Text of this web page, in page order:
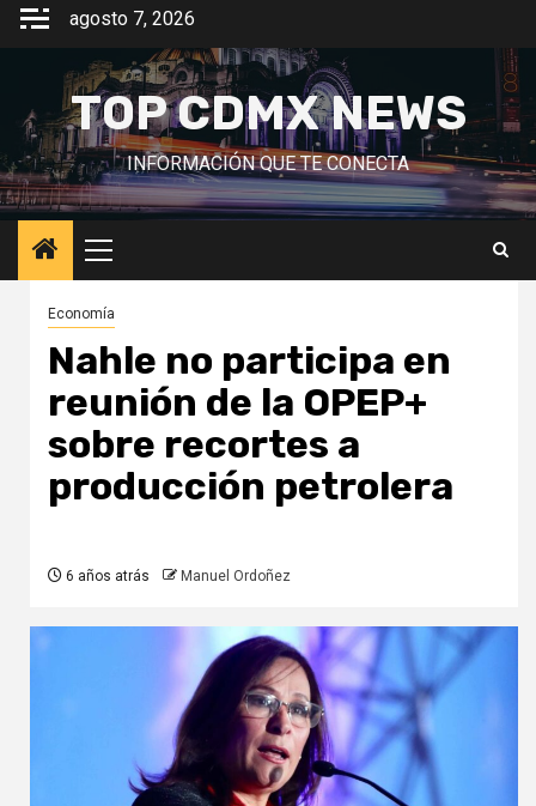
Saltar
contenido
agosto 7, 2026
TOP CDMX NEWS
INFORMACIÓN QUE TE CONECTA
Menú
principal
Economía
Nahle no participa en
reunión de la OPEP+
sobre recortes a
producción petrolera
6 años atrás Manuel Ordoñez